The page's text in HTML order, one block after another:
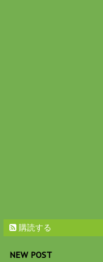
購読する
NEW POST